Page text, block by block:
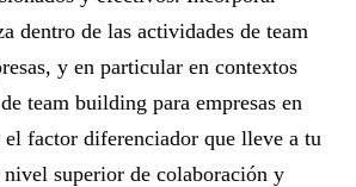
dentro de las actividades de team
, y en particular en contextos
team building para empresas en
el factor diferenciador que lleve a tu
superior de colaboración y